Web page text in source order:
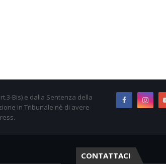
Bis) e dalla Sentenza della
in Tribunale nè di avere
CONTATTACI